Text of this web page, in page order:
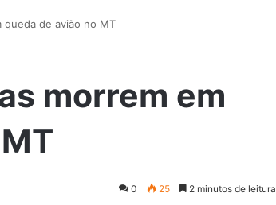
queda de avião no MT
morrem em
0 25 2 minutos de leitura